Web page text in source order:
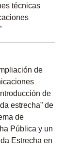
técnicas
de
de
estrecha” de
de
Pública y un
Estrecha en